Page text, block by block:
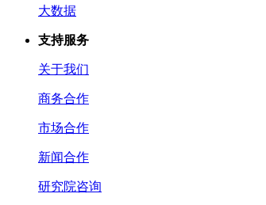
大数据
支持服务
关于我们
商务合作
市场合作
新闻合作
研究院咨询